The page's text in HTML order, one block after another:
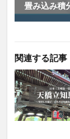
畳み込み積
関連する記事